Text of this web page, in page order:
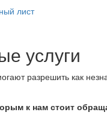
лист
услуги
разрешить как
к нам стоит